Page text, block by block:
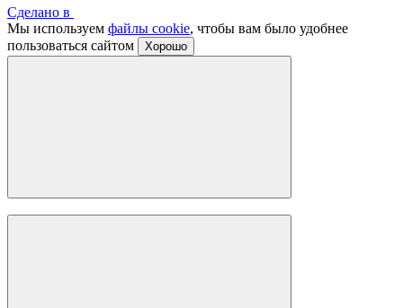
Сделано в
Мы используем файлы cookie, чтобы вам было удобнее
пользоваться сайтом
Хорошо